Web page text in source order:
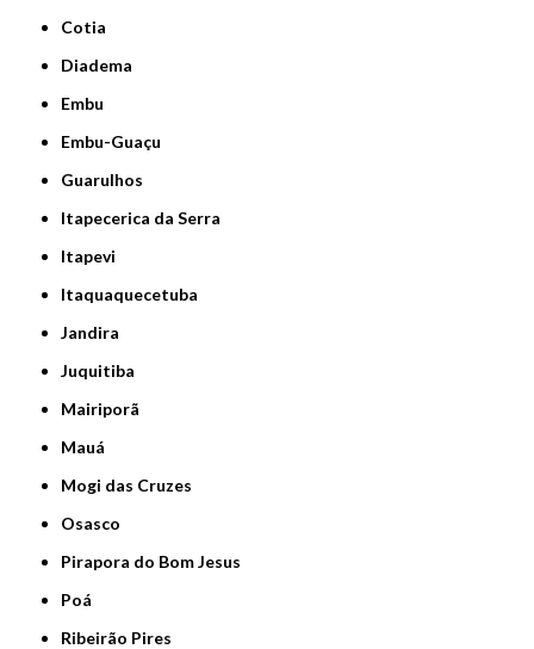
Cotia
Diadema
Embu
Embu-Guaçu
Guarulhos
Itapecerica da Serra
Itapevi
Itaquaquecetuba
Jandira
Juquitiba
Mairiporã
Mauá
Mogi das Cruzes
Osasco
Pirapora do Bom Jesus
Poá
Ribeirão Pires